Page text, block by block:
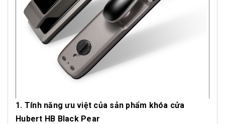
1. Tính năng ưu việt của sản phẩm khóa cửa
Hubert HB Black Pear